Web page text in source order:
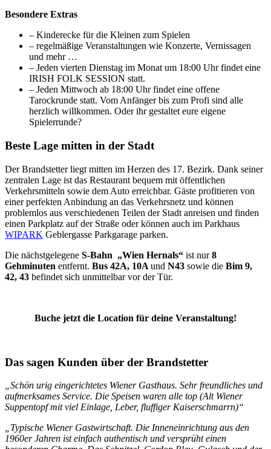
Besondere Extras
– Kinderecke für die Kleinen zum Spielen
– regelmäßige Veranstaltungen wie Konzerte, Vernissagen
und mehr …
– Jeden vierten Dienstag im Monat um 18:00 Uhr findet eine
IRISH FOLK SESSION statt.
– Jeden Mittwoch ab 18:00 Uhr findet eine offene
Tarockrunde statt. Vom Anfänger bis zum Profi sind alle
herzlich willkommen. Oder ihr gestaltet eure eigene
Spielerrunde?
Beste Lage mitten in der Stadt
Der Brandstetter liegt mitten im Herzen des 17. Bezirk. Dank seiner
zentralen Lage ist das Restaurant bequem mit öffentlichen
Verkehrsmitteln sowie dem Auto erreichbar. Gäste profitieren von
einer perfekten Anbindung an das Verkehrsnetz und können
problemlos aus verschiedenen Teilen der Stadt anreisen und finden
einen Parkplatz auf der Straße oder können auch im Parkhaus
WIPARK Geblergasse Parkgarage parken.
Die nächstgelegene S-Bahn „Wien Hernals“ ist nur8
Gehminuten entfernt. Bus 42A, 10A und N43 sowie die Bim 9,
42, 43 befindet sich unmittelbar vor der Tür.
Buche jetzt die Location für deine Veranstaltung!
Das sagen Kunden über der Brandstetter
„Schön urig eingerichtetes Wiener Gasthaus. Sehr freundliches und
aufmerksames Service. Die Speisen waren alle top (Alt Wiener
Suppentopf mit viel Einlage, Leber, fluffiger Kaiserschmarrn)“
„Typische Wiener Gastwirtschaft. Die Inneneinrichtung aus den
1960er Jahren ist einfach authentisch und versprüht einen